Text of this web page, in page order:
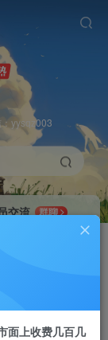
yysqz003
交流
群聊
时自动赚钱
面上收费几百几